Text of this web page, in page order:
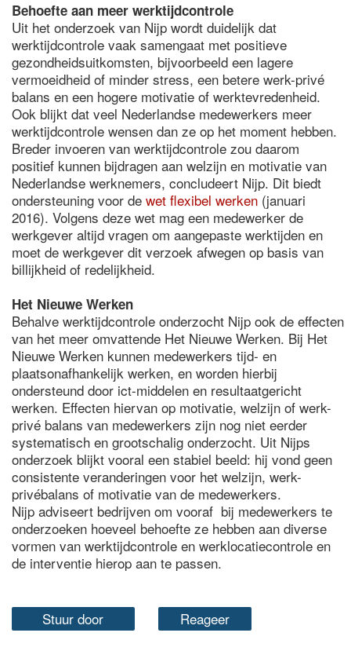
Behoefte aan meer werktijdcontrole
Uit het onderzoek van Nijp wordt duidelijk dat
werktijdcontrole vaak samengaat met positieve
gezondheidsuitkomsten, bijvoorbeeld een lagere
vermoeidheid of minder stress, een betere werk-privé
balans en een hogere motivatie of werktevredenheid.
Ook blijkt dat veel Nederlandse medewerkers meer
werktijdcontrole wensen dan ze op het moment hebben.
Breder invoeren van werktijdcontrole zou daarom
positief kunnen bijdragen aan welzijn en motivatie van
Nederlandse werknemers, concludeert Nijp. Dit biedt
ondersteuning voor de wet flexibel werken (januari
2016). Volgens deze wet mag een medewerker de
werkgever altijd vragen om aangepaste werktijden en
moet de werkgever dit verzoek afwegen op basis van
billijkheid of redelijkheid.
Het Nieuwe Werken
Behalve werktijdcontrole onderzocht Nijp ook de effecten
van het meer omvattende Het Nieuwe Werken. Bij Het
Nieuwe Werken kunnen medewerkers tijd- en
plaatsonafhankelijk werken, en worden hierbij
ondersteund door ict-middelen en resultaatgericht
werken. Effecten hiervan op motivatie, welzijn of werk-
privé balans van medewerkers zijn nog niet eerder
systematisch en grootschalig onderzocht. Uit Nijps
onderzoek blijkt vooral een stabiel beeld: hij vond geen
consistente veranderingen voor het welzijn, werk-
privébalans of motivatie van de medewerkers.
Nijp adviseert bedrijven om vooraf bij medewerkers te
onderzoeken hoeveel behoefte ze hebben aan diverse
vormen van werktijdcontrole en werklocatiecontrole en
de interventie hierop aan te passen.
Stuur door Reageer